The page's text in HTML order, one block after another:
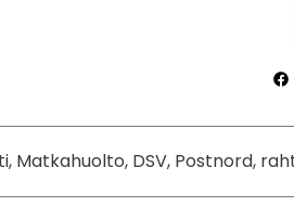
Matkahuolto, DSV, Postnord,